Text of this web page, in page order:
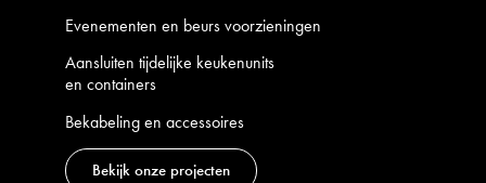
Evenementen en beurs voorzieningen
Aansluiten tijdelijke keukenunits
en containers
Bekabeling en accessoires
Bekijk onze projecten